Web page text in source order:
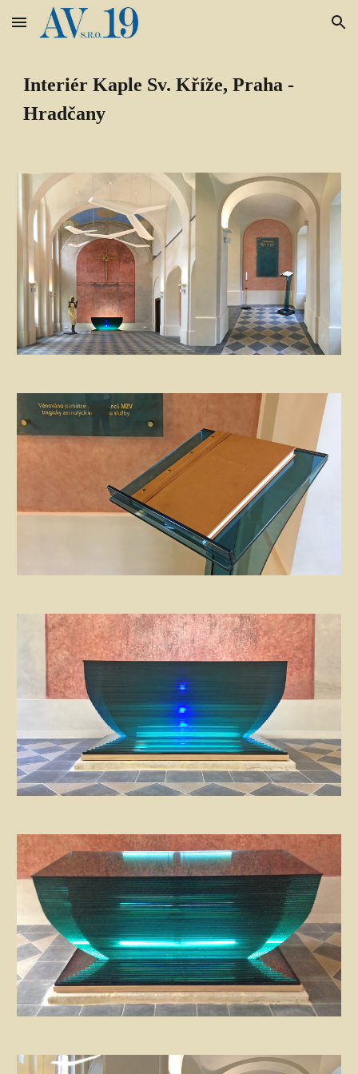
Skip to main content Skip to navigation
Interiér Kaple Sv. Kříže, Praha -
Hradčany